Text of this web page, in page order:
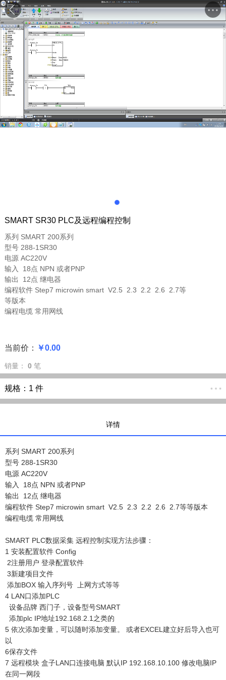
SMART SR30 PLC及远程编程控制
系列 SMART 200系列
型号 288-1SR30
电源 AC220V
输入 18点 NPN 或者PNP
输出 12点 继电器
编程软件 Step7 microwin smart V2.5 2.3 2.2 2.6 2.7等
等版本
编程电缆 常用网线
当前价： ￥0.00
销量： 0 笔
规格： 1 件
详情
系列 SMART 200系列
型号 288-1SR30
电源 AC220V
输入 18点 NPN 或者PNP
输出 12点 继电器
编程软件 Step7 microwin smart V2.5 2.3 2.2 2.6 2.7等等版本
编程电缆 常用网线
SMART PLC数据采集 远程控制实现方法步骤：
1 安装配置软件 Config
2注册用户 登录配置软件
3新建项目文件
添加BOX 输入序列号 上网方式等等
4 LAN口添加PLC
设备品牌 西门子，设备型号SMART
添加plc IP地址192.168.2.1之类的
5 依次添加变量，可以随时添加变量。 或者EXCEL建立好后导入也可
以
6保存文件
7 远程模块 盒子LAN口连接电脑 默认IP 192.168.10.100 修改电脑IP
在同一网段